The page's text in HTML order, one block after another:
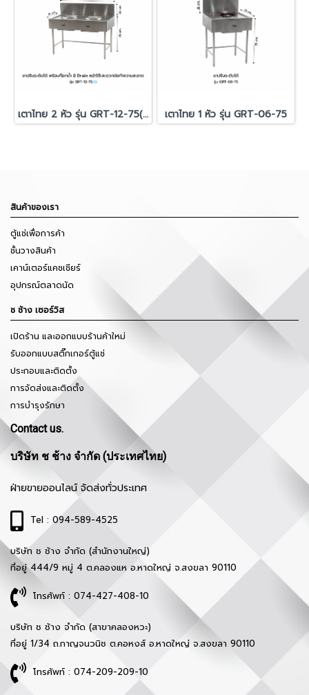
เตาไทย 2 หัว รุ่น GRT-12-75(2) เตาไทย 1 หัว รุ่น GRT-06-75
สินค้าของเรา
ตู้แช่เพื่อการค้า
ชั้นวางสินค้า
เคาน์เตอร์แคชเชียร์
อุปกรณ์ตลาดนัด
ช ช้าง เซอร์วิส
เปิดร้าน และออกแบบร้านค้าใหม่
รับออกแบบสติ๊กเกอร์ตู้แช่
ประกอบและติดตั้ง
การจัดส่งและติดตั้ง
การบำรุงรักษา
Contact us.
บริษัท ช ช้าง จำกัด (ประเทศไทย)
ฝ่ายขายออนไลน์ จัดส่งทั่วประเทศ
Tel : 094-589-4525
บริษัท ช ช้าง จำกัด (สำนักงานใหญ่)
ที่อยู่ 444/9 หมู่ 4 ต.คลองแห อ.หาดใหญ่ จ.สงขลา 90110
โทรศัพท์ : 074-427-408-10
บริษัท ช ช้าง จำกัด (สาขาคลองหวะ)
ที่อยู่ 1/34 ถ.กาญจนวนิช ต.คอหงส์ อ.หาดใหญ่ จ.สงขลา 90110
โทรศัพท์ : 074-209-209-10